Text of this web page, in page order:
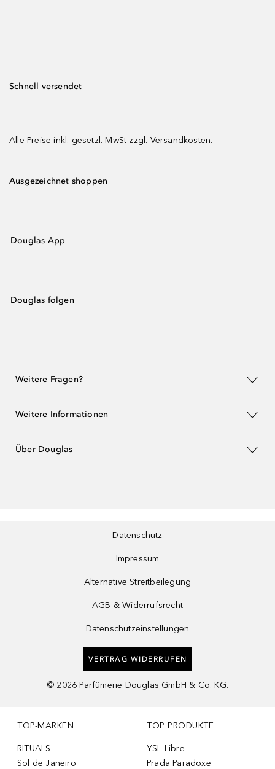
Schnell versendet
Alle Preise inkl. gesetzl. MwSt zzgl. Versandkosten.
Ausgezeichnet shoppen
Douglas App
Douglas folgen
Weitere Fragen?
Weitere Informationen
Über Douglas
Datenschutz
Impressum
Alternative Streitbeilegung
AGB & Widerrufsrecht
Datenschutzeinstellungen
VERTRAG WIDERRUFEN
© 2026 Parfümerie Douglas GmbH & Co. KG.
TOP-MARKEN
RITUALS
Sol de Janeiro
TOP PRODUKTE
YSL Libre
Prada Paradoxe